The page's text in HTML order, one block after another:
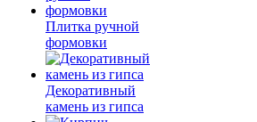
Плитка ручной
формовки
Декоративный
камень из гипса